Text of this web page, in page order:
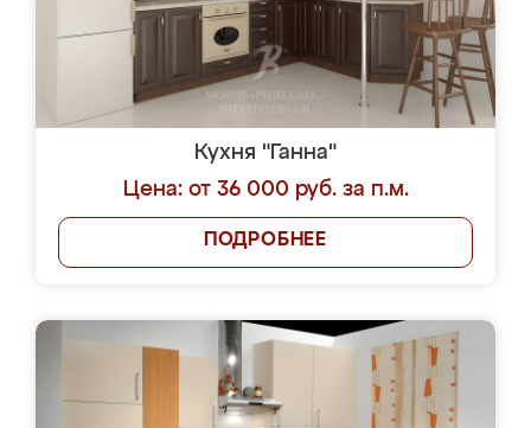
Кухня "Ганна"
Цена: от 36 000 руб. за п.м.
ПОДРОБНЕЕ